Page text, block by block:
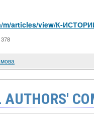
m/articles/view/К-
378
AUTHORS'